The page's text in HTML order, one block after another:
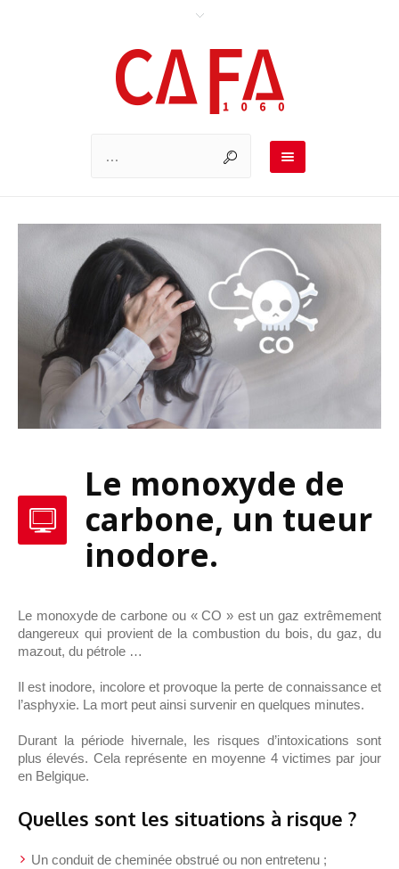
Le monoxyde de
carbone, un tueur
inodore.
Le monoxyde de carbone ou « CO » est un gaz extrêmement
dangereux qui provient de la combustion du bois, du gaz, du
mazout, du pétrole …
Il est inodore, incolore et provoque la perte de connaissance et
l’asphyxie. La mort peut ainsi survenir en quelques minutes.
Durant la période hivernale, les risques d’intoxications sont
plus élevés. Cela représente en moyenne 4 victimes par jour
en Belgique.
Quelles sont les situations à risque ?
Un conduit de cheminée obstrué ou non entretenu ;